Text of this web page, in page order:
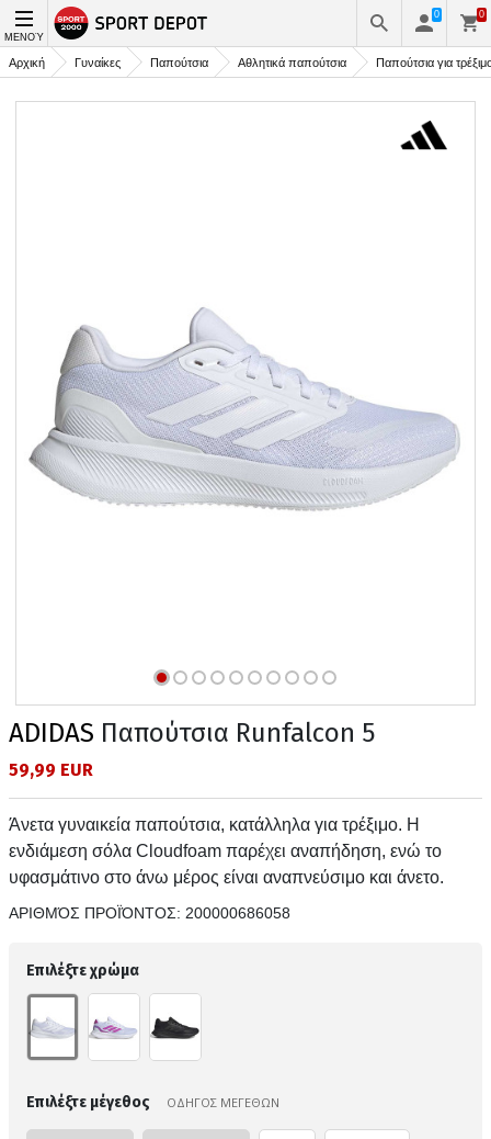
ΜΕΝΟΎ
0 0
Αρχική Γυναίκες Παπούτσια Αθλητικά παπούτσια Παπούτσια για
ADIDAS Παπούτσια Runfalcon 5
59,99 EUR
Άνετα γυναικεία παπούτσια, κατάλληλα για τρέξιμο. Η
ενδιάμεση σόλα Cloudfoam παρέχει αναπήδηση, ενώ το
υφασμάτινο στο άνω μέρος είναι αναπνεύσιμο και άνετο.
ΑΡΙΘΜΌΣ ΠΡΟΪΌΝΤΟΣ: 200000686058
Επιλέξτε χρώμα
Επιλέξτε μέγεθος ΟΔΗΓΟΣ ΜΕΓΕΘΩΝ